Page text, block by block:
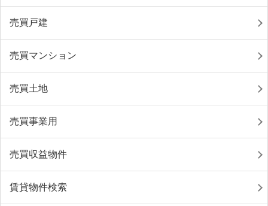
売買戸建
売買マンション
売買土地
売買事業用
売買収益物件
賃貸物件検索